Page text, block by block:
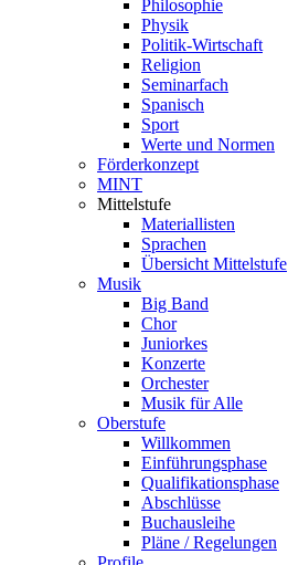
Philosophie
Physik
Politik-Wirtschaft
Religion
Seminarfach
Spanisch
Sport
Werte und Normen
Förderkonzept
MINT
Mittelstufe
Materiallisten
Sprachen
Übersicht Mittelstufe
Musik
Big Band
Chor
Juniorkes
Konzerte
Orchester
Musik für Alle
Oberstufe
Willkommen
Einführungsphase
Qualifikationsphase
Abschlüsse
Buchausleihe
Pläne / Regelungen